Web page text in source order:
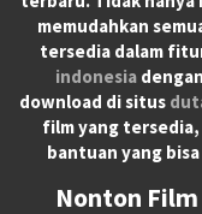
memudahkan
tersedia dalam
indonesia
download di situs
film yang tersedia,
bantuan yang
Nonton